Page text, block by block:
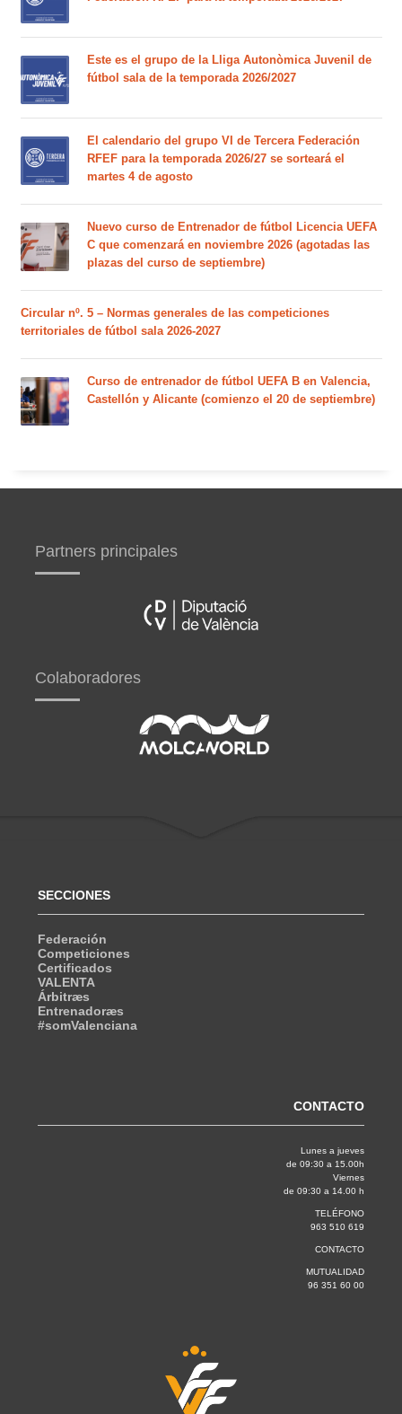
Este es el grupo de la Lliga Autonòmica Juvenil de
fútbol sala de la temporada 2026/2027
El calendario del grupo VI de Tercera Federación
RFEF para la temporada 2026/27 se sorteará el
martes 4 de agosto
Nuevo curso de Entrenador de fútbol Licencia UEFA
C que comenzará en noviembre 2026 (agotadas las
plazas del curso de septiembre)
Circular nº. 5 – Normas generales de las competiciones
territoriales de fútbol sala 2026-2027
Curso de entrenador de fútbol UEFA B en Valencia,
Castellón y Alicante (comienzo el 20 de septiembre)
Partners principales
Colaboradores
SECCIONES
Federación
Competiciones
Certificados
VALENTA
Árbitræs
Entrenadoræs
#somValenciana
CONTACTO
Lunes a jueves
de 09:30 a 15.00h
Viernes
de 09:30 a 14.00 h
TELÉFONO
963 510 619
CONTACTO
MUTUALIDAD
96 351 60 00